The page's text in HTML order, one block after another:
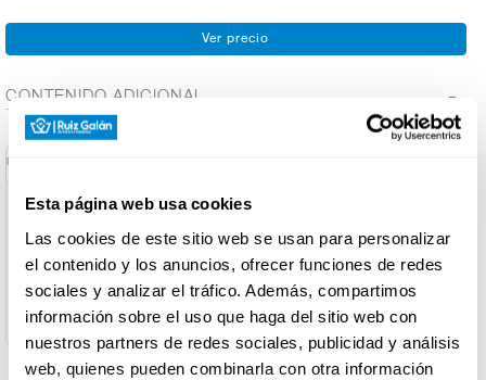
Esta página web usa cookies
Las cookies de este sitio web se usan para personalizar
el contenido y los anuncios, ofrecer funciones de redes
sociales y analizar el tráfico. Además, compartimos
información sobre el uso que haga del sitio web con
nuestros partners de redes sociales, publicidad y análisis
web, quienes pueden combinarla con otra información
FRUTAS Y
VERDURAS
BEBIDAS
DROGUERÍA
CONTENIDO ADICIONAL
Denominación de alimento:
PINCHITO DE POLLO
País de Origen: